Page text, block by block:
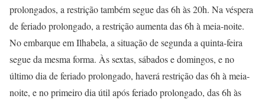
prolongados, a restrição também segue das 6h às 20h. Na véspera
de feriado prolongado, a restrição aumenta das 6h à meia-noite.
No embarque em Ilhabela, a situação de segunda a quinta-feira
segue da mesma forma. Às sextas, sábados e domingos, e no
último dia de feriado prolongado, haverá restrição das 6h à meia-
noite, e no primeiro dia útil após feriado prolongado, das 6h às